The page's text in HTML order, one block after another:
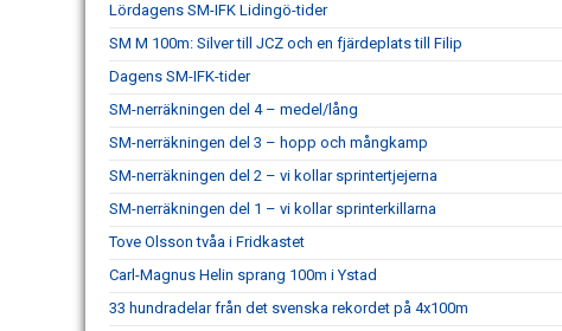
Lördagens SM-IFK Lidingö-tider
SM M 100m: Silver till JCZ och en fjärdeplats till Filip
Dagens SM-IFK-tider
SM-nerräkningen del 4 – medel/lång
SM-nerräkningen del 3 – hopp och mångkamp
SM-nerräkningen del 2 – vi kollar sprintertjejerna
SM-nerräkningen del 1 – vi kollar sprinterkillarna
Tove Olsson tvåa i Fridkastet
Carl-Magnus Helin sprang 100m i Ystad
33 hundradelar från det svenska rekordet på 4x100m